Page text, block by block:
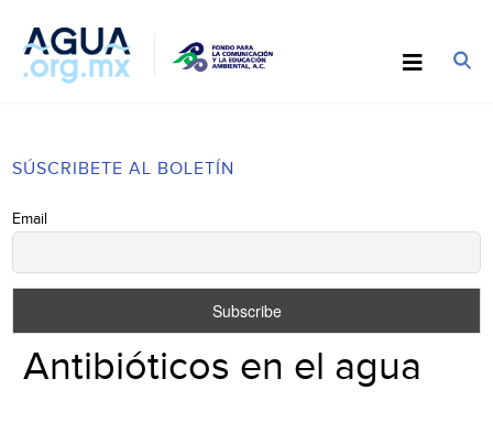
SÚSCRIBETE AL BOLETÍN
Email
Antibióticos en el agua